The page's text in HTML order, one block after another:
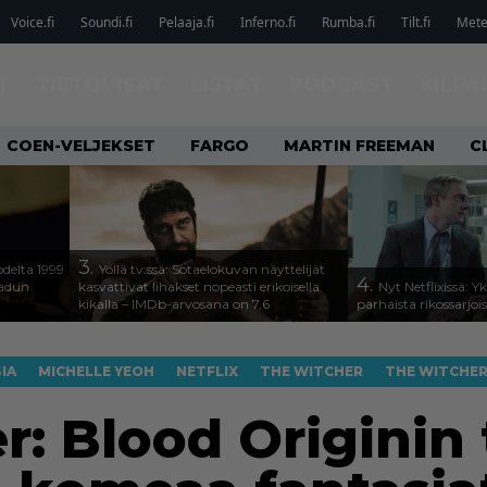
Voice.fi Soundi.fi Pelaaja.fi Inferno.fi Rumba.fi Tilt.fi
COEN-VELJEKSET FARGO MARTIN FREEMAN
1999
3. Yöllä tv:ssä: Sotaelokuvan näyttelijät
kasvattivat lihakset nopeasti erikoisella
kikalla – IMDb-arvosana on 7,6
4. Nyt Netflixissä:
parhaista
MICHELLE YEOH NETFLIX THE WITCHER THE
Blood Originin